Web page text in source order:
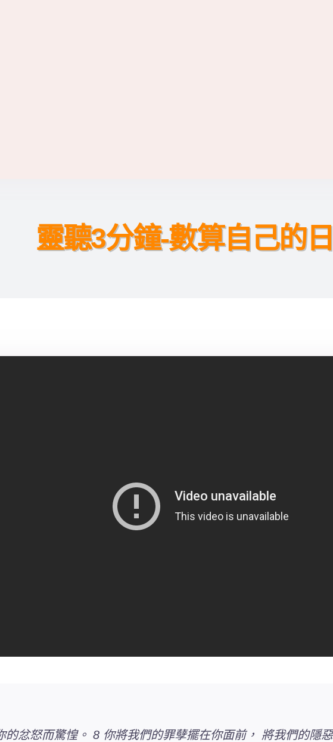
靈聽3分鐘-數算自己的
的忿怒而驚惶。 8 你將我們的罪孽擺在你面前， 將我們的隱